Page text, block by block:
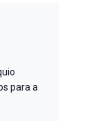
para a